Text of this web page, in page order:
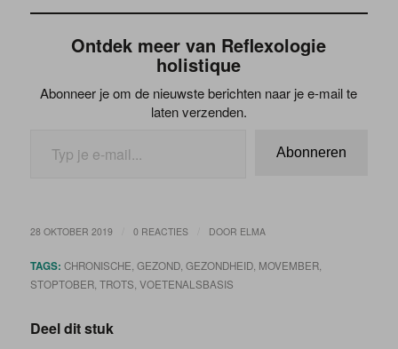
Ontdek meer van Reflexologie
holistique
Abonneer je om de nieuwste berichten naar je e-mail te
laten verzenden.
Abonneren
28 OKTOBER 2019 0 REACTIES DOOR ELMA
TAGS: CHRONISCHE, GEZOND, GEZONDHEID, MOVEMBER,
STOPTOBER, TROTS, VOETENALSBASIS
Deel dit stuk